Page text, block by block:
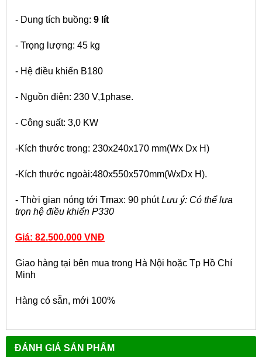
- Dung tích buồng: 9 lít
- Trọng lượng: 45 kg
- Hệ điều khiển B180
- Nguồn điện: 230 V,1phase.
- Công suất: 3,0 KW
-Kích thước trong: 230x240x170 mm(Wx Dx H)
-Kích thước ngoài:480x550x570mm(WxDx H).
- Thời gian nóng tới Tmax: 90 phútLưu ý: Có thể lựa
trọn hệ điều khiển P330
Giá: 82.500.000 VNĐ
Giao hàng tại bên mua trong Hà Nội hoặc Tp Hồ Chí
Minh
Hàng có sẵn, mới 100%
ĐÁNH GIÁ SẢN PHẨM